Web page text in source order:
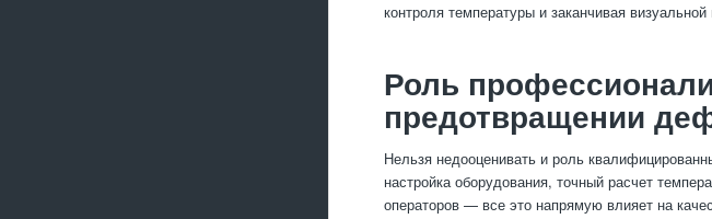
контроля температуры и заканчивая
Роль
предотвращении
Нельзя недооценивать и роль
настройка оборудования, точный расчет
операторов — все это напрямую влияет на